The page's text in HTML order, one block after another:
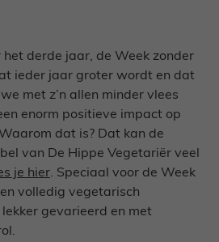
het derde jaar, de Week zonder
ieder jaar groter wordt en dat
met z’n allen minder vlees
enorm positieve impact op
dat is? Dat kan de
van De Hippe Vegetariër veel
je hier. Speciaal voor de Week
volledig vegetarisch
gevarieerd en met